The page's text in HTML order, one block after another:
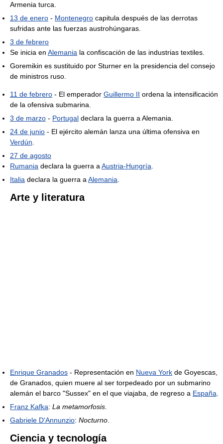
Armenia turca.
13 de enero - Montenegro capitula después de las derrotas
sufridas ante las fuerzas austrohúngaras.
3 de febrero
Se inicia en Alemania la confiscación de las industrias textiles.
Goremikin es sustituido por Sturner en la presidencia del consejo
de ministros ruso.
11 de febrero - El emperador Guillermo II ordena la intensificación
de la ofensiva submarina.
3 de marzo - Portugal declara la guerra a Alemania.
24 de junio - El ejército alemán lanza una última ofensiva en
Verdún
27 de agosto
Rumania declara la guerra a Austria-Hungría
Italia declara la guerra a Alemania
Arte y literatura
Enrique Granados - Representación en Nueva York de Goyescas,
de Granados, quien muere al ser torpedeado por un submarino
alemán el barco "Sussex" en el que viajaba, de regreso a España
Franz Kafka: La metamorfosis
Gabriele D'Annunzio: Nocturno
Ciencia y tecnología